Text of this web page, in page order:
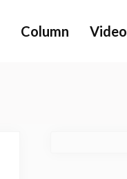
Column Video